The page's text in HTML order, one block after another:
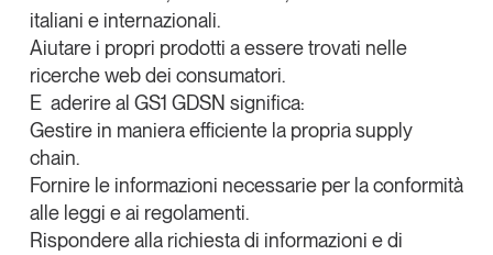
italiani e internazionali.
Aiutare i propri prodotti a essere trovati nelle
ricerche web dei consumatori.
E aderire al GS1 GDSN significa:
Gestire in maniera efficiente la propria supply
chain.
Fornire le informazioni necessarie per la conformità
alle leggi e ai regolamenti.
Rispondere alla richiesta di informazioni e di